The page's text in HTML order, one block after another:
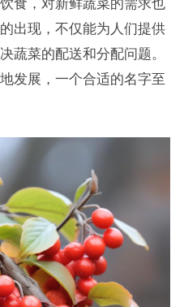
食，对新鲜蔬菜的需求也
出现，不仅能为人们提供
蔬菜的配送和分配问题。
发展，一个合适的名字至